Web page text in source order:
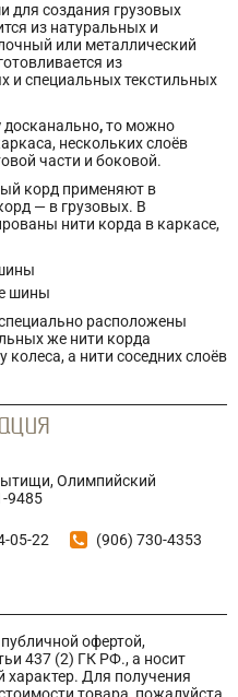
для создания грузовых
из натуральных и
или металлический
из
и специальных текстильных
досканально,то можно
нескольких слоёв
части и боковой.
корд применяют в
— в грузовых. В
нити корда в каркасе,
шины
расположены
же нити корда
а нити соседних слоёв
Олимпийский
9485
05-22 (906) 730-4353
офертой,
437 (2) ГК РФ., а носит
Для получения